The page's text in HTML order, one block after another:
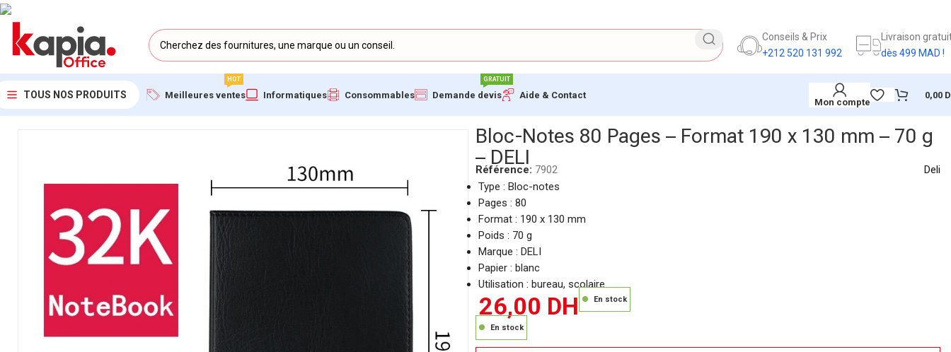
Conseils & Prix
+212 520 131 992
Livraison
dès 499 MAD !
TOUS NOS PRODUITS Meilleures ventes
HOT
Informatiques Consommables Demande devis
GRATUIT
Aide & Contact
Mon compte
0,00
Accueil/KAPIA OFFICE MAROC
Bloc-Notes 80 Pages – Format 190 x 130 mm – 70 g
– DELI
Référence: 7902
Deli
Type : Bloc-notes
Pages : 80
Format : 190 x 130 mm
Poids : 70 g
Marque : DELI
Papier : blanc
Utilisation : bureau, scolaire
26,00 DH En stock
En stock